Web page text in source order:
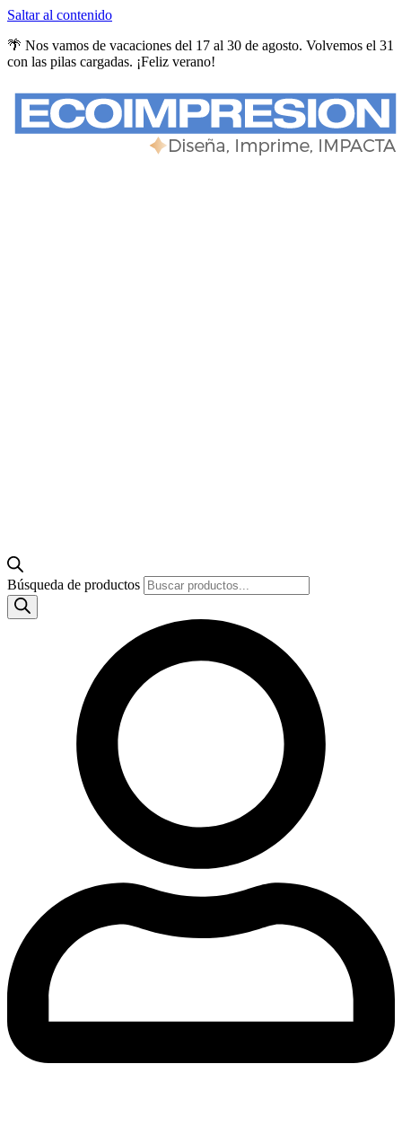
Saltar al contenido
🌴 Nos vamos de vacaciones del 17 al 30 de agosto. Volvemos el 31
con las pilas cargadas. ¡Feliz verano!
Búsqueda de productos